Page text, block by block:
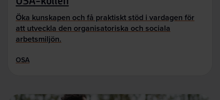
Öka kunskapen och få praktiskt stöd i vardagen för
att utveckla den organisatoriska och sociala
arbetsmiljön.
OSA